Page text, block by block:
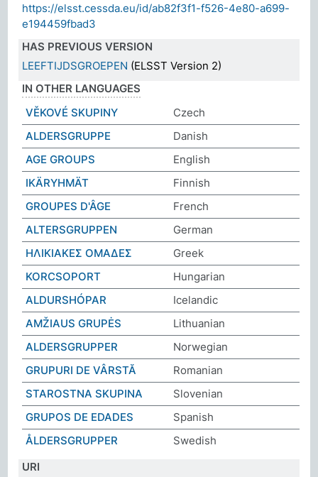
https://elsst.cessda.eu/id/ab82f3f1-f526-4e80-a699-
e194459fbad3
HAS PREVIOUS VERSION
LEEFTIJDSGROEPEN (ELSST Version 2)
IN OTHER LANGUAGES
VĚKOVÉ SKUPINY
Czech
ALDERSGRUPPE
Danish
AGE GROUPS
English
IKÄRYHMÄT
Finnish
GROUPES D'ÂGE
French
ALTERSGRUPPEN
German
ΗΛΙΚΙΑΚΕΣ ΟΜΑΔΕΣ
Greek
KORCSOPORT
Hungarian
ALDURSHÓPAR
Icelandic
AMŽIAUS GRUPĖS
Lithuanian
ALDERSGRUPPER
Norwegian
GRUPURI DE VÂRSTĂ
Romanian
STAROSTNA SKUPINA
Slovenian
GRUPOS DE EDADES
Spanish
ÅLDERSGRUPPER
Swedish
URI